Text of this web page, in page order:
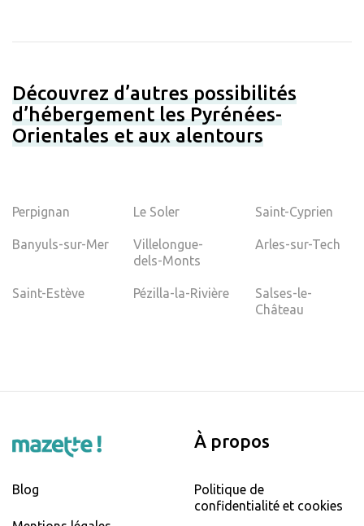
Découvrez d’autres possibilités
d’hébergement les Pyrénées-
Orientales et aux alentours
Perpignan Le Soler Saint-Cyprien
Banyuls-sur-Mer
Villelongue-
dels-Monts
Arles-sur-Tech
Saint-Estève Pézilla-la-Rivière
Salses-le-
Château
Blog
À propos
Politique de
confidentialité et cookies